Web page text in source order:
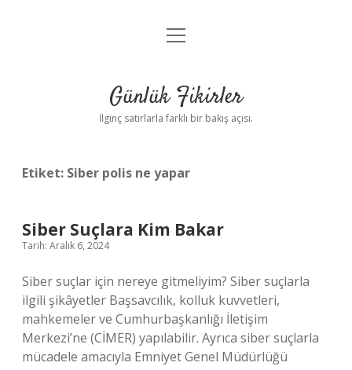
Anasayfa
Yasal Uyarı
menüyü
Günlük Fikirler
İlginç satırlarla farklı bir bakış açısı.
Etiket: Siber polis ne yapar
Siber Suçlara Kim Bakar
Tarih: Aralık 6, 2024
Siber suçlar için nereye gitmeliyim? Siber suçlarla
ilgili şikâyetler Başsavcılık, kolluk kuvvetleri,
mahkemeler ve Cumhurbaşkanlığı İletişim
Merkezi’ne (CİMER) yapılabilir. Ayrıca siber suçlarla
mücadele amacıyla Emniyet Genel Müdürlüğü